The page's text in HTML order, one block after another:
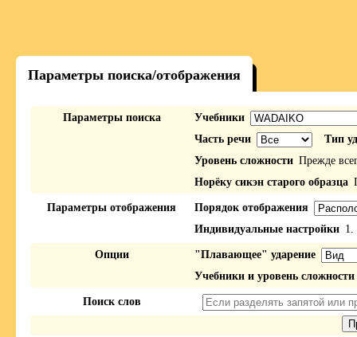
Параметры поиска/отображения
Параметры поиска
Учебники
Часть речи
Тип
Уровень сложности Прежде
Норёку сикэн старого образца
Параметры отображения
Порядок отображения
Индивидуальные настройки 1.
Опции
"Плавающее" ударение
Учебники и уровень сложности
Поиск слов